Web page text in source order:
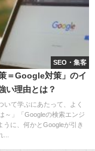
SEO・集客
策＝Google対策」のイ
い理由とは？
いて学ぶにあたって、よく
～」「Googleの検索エンジ
うに、何かとGoogleが引き